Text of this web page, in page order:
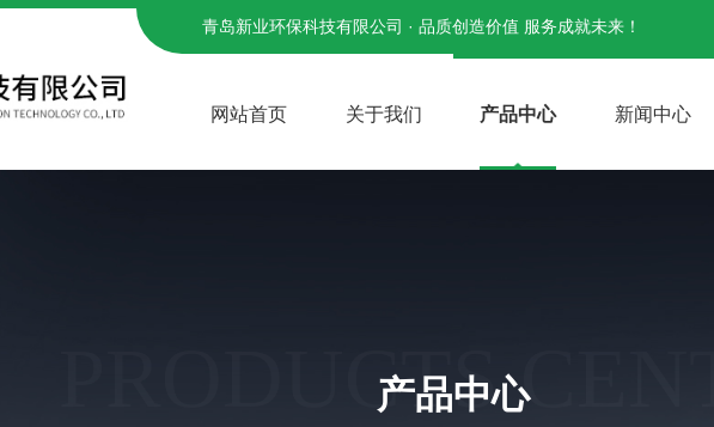
青岛新业环保科技有限公司 · 品质创造价值 服务成就未来！
网站首页 关于我们 产品中心 新闻中心
PRODUCTS
产品中心